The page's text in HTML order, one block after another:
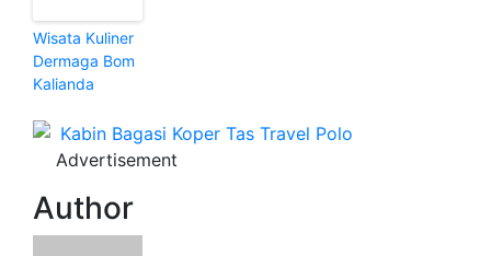
Wisata Kuliner
Dermaga Bom
Kalianda
Advertisement
Author